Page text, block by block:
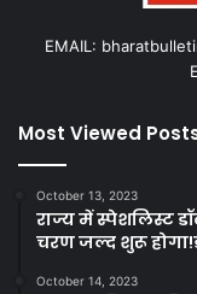
EMAIL:
Most Viewed
October 13, 2023
राज्य में स्पेशलिस्ट
चरण जल्द शुरू
October 14, 2023